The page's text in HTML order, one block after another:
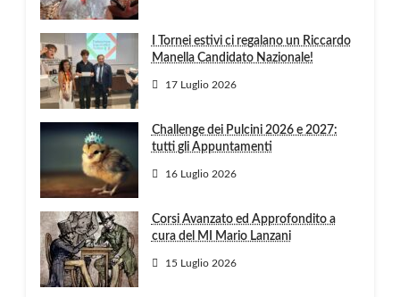
I Tornei estivi ci regalano un Riccardo
Manella Candidato Nazionale!
17 Luglio 2026
Challenge dei Pulcini 2026 e 2027:
tutti gli Appuntamenti
16 Luglio 2026
Corsi Avanzato ed Approfondito a
cura del MI Mario Lanzani
15 Luglio 2026